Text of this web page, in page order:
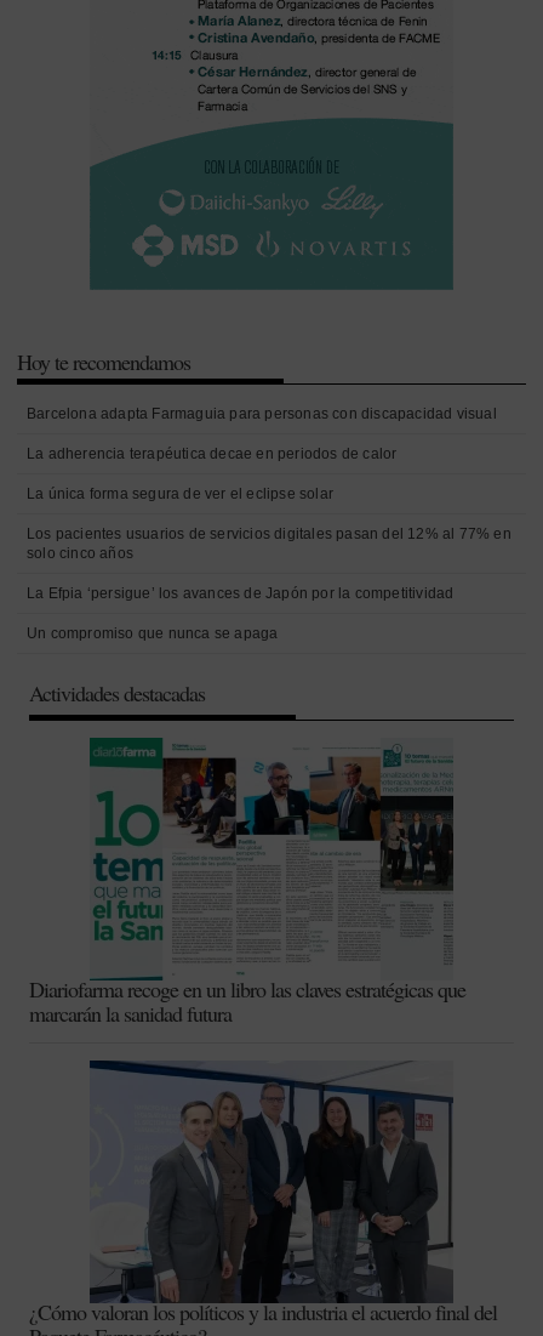
Hoy te recomendamos
Barcelona adapta Farmaguia para personas con discapacidad visual
La adherencia terapéutica decae en periodos de calor
La única forma segura de ver el eclipse solar
Los pacientes usuarios de servicios digitales pasan del 12% al 77% en
solo cinco años
La Efpia ‘persigue’ los avances de Japón por la competitividad
Un compromiso que nunca se apaga
Actividades destacadas
Diariofarma recoge en un libro las claves estratégicas que
marcarán la sanidad futura
¿Cómo valoran los políticos y la industria el acuerdo final del